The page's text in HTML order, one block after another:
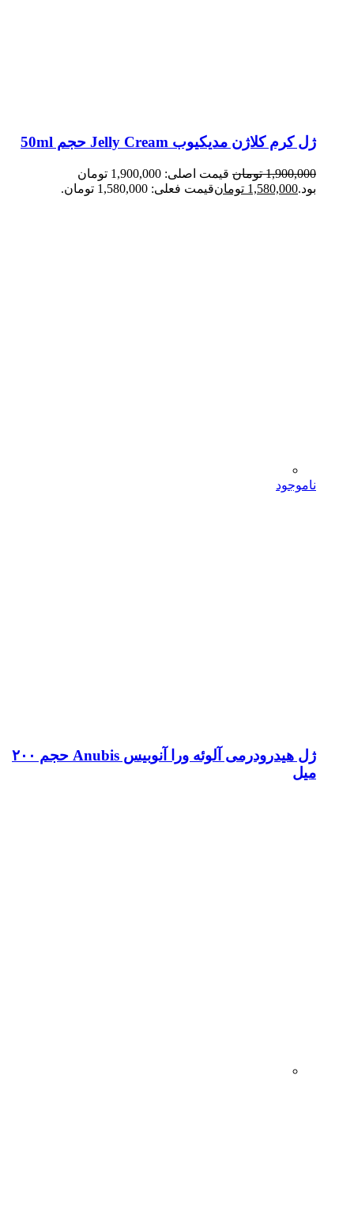
ژل کرم کلاژن مدیکیوب Jelly Cream حجم 50ml
1,900,000 تومان
قیمت اصلی: 1,900,000 تومان
بود.1,580,000 تومانقیمت فعلی: 1,580,000 تومان.
ناموجود
ژل هیدرودرمی آلوئه ورا آنوبیس Anubis حجم ۲۰۰
میل